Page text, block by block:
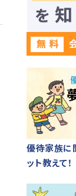
優待家族
ット教えて